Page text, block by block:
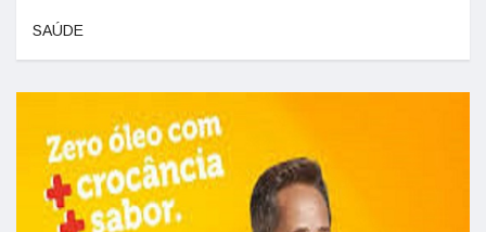
SAÚDE